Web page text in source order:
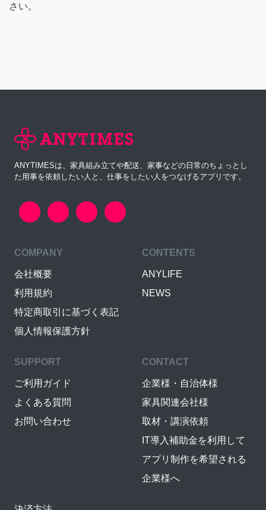
さい。
ANYTIMESは、家具組み立てや配送、家事などの日常のちょっとし
た用事を依頼したい人と、仕事をしたい人をつなげるアプリです。
COMPANY
会社概要
利用規約
特定商取引に基づく表記
個人情報保護方針
CONTENTS
ANYLIFE
NEWS
SUPPORT
ご利用ガイド
よくある質問
お問い合わせ
CONTACT
企業様・自治体様
家具関連会社様
取材・講演依頼
IT導入補助金を利用して
アプリ制作を希望される
企業様へ